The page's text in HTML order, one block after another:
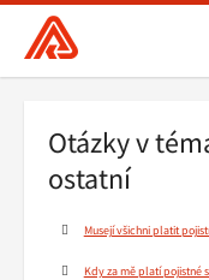
Všeobecná
zdravotní
hlavní
stránka
Drobečková
navigace
Otázky v
ostatní
Musejí všichni platit
Kdy za mě platí pojistné